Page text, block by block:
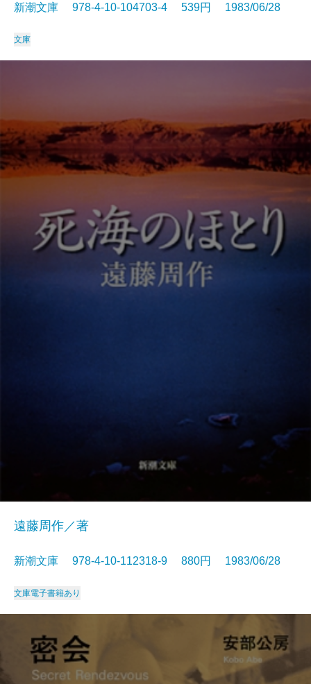
新潮文庫 978-4-10-104703-4 539円 1983/06/28
文庫
遠藤周作／著
新潮文庫 978-4-10-112318-9 880円 1983/06/28
文庫電子書籍あり